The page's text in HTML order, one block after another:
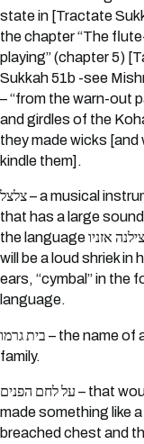
state in [Tractate
the chapter “The
playing” (chapter 5)
Sukkah 51b -see
– “from the warn-out
and girdles of the
they made wicks [and
kindle them].
צלצל – a musical instrument
that has a large
the language תצילנה אזניו/it
will be a loud shriek in
ears, “cymbal” in the
language.
בית גרמו – the name of a
family.
על לחם הפנים – that would be
made something like a
breached chest and